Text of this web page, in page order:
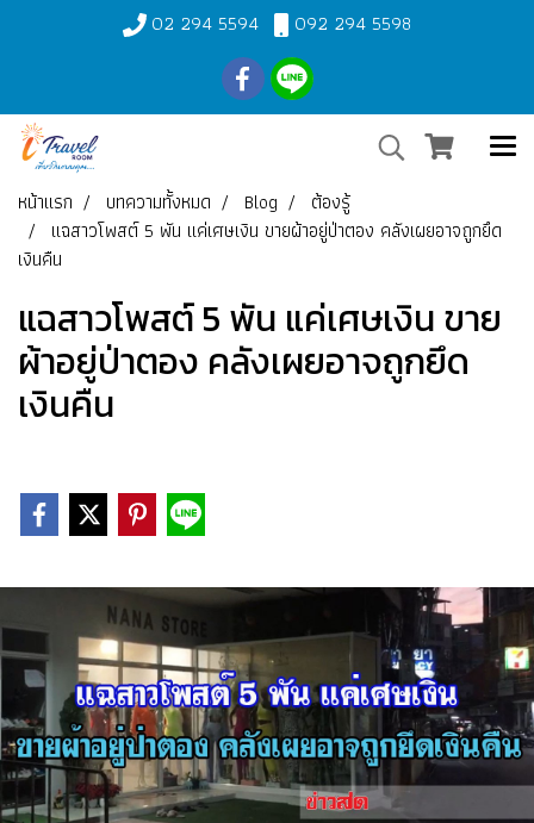
02 294 5594 092 294 5598
หน้าแรก บทความทั้งหมด Blog
ต้องรู้
แฉสาวโพสต์ 5 พัน แค่เศษเงิน ขายผ้าอยู่ป่าตอง คลังเผยอาจถูกยึด
เงินคืน
แฉสาวโพสต์ 5 พัน แค่เศษเงิน ขาย
ผ้าอยู่ป่าตอง คลังเผยอาจถูกยึด
เงินคืน